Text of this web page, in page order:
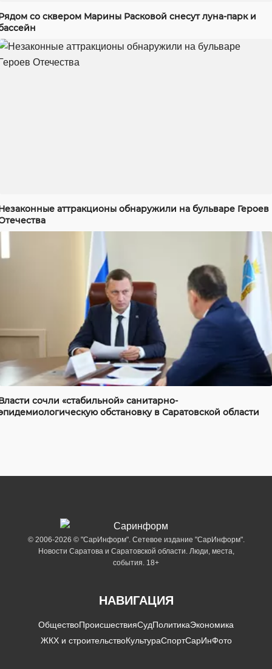
со сквером Марины Расковой снесут луна-парк и
аттракционы обнаружили на бульваре Героев
сочли «стабильной» санитарно-
обстановку в Саратовской области
© 2006-2026 © "СарИнформ". Сетевое издание "СарИнформ".
Новости Саратова и Саратовской области. Люди, места,
события. 18+
НАВИГАЦИЯ
ОбществоПроисшествияСудПолитикаЭкономика
ЖКХ и строительствоКультураСпортСарИнФото